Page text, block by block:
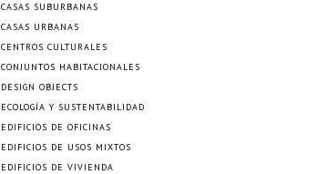
CASAS SUBURBANAS
CASAS URBANAS
CENTROS CULTURALES
CONJUNTOS HABITACIONALES
DESIGN OBJECTS
ECOLOGÍA Y SUSTENTABILIDAD
EDIFICIOS DE OFICINAS
EDIFICIOS DE USOS MIXTOS
EDIFICIOS DE VIVIENDA